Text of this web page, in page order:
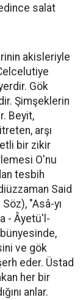
salat
akisleriyle
Gök
Şimşeklerin
Beyit,
arşı
bir zikir
O'nu
tesbih
Said
"Asâ-yı
- Âyetü'l-
ve gök
eder. Üstad
her bir
anlar.